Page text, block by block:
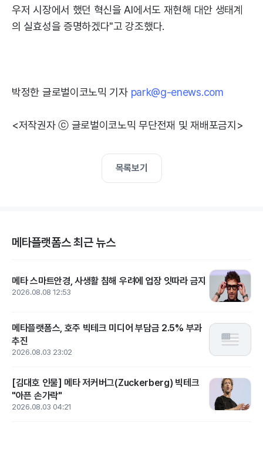
우저 시장에서 했던 혁신을 AI에서도 재현해 대안 생태계
의 실효성을 증명하겠다"고 강조했다.
박정한 글로벌이코노믹 기자 park@g-enews.com
<저작권자 ⓒ 글로벌이코노믹 무단전재 및 재배포금지>
목록보기
메타플랫폼스 최근 뉴스
메타 스마트안경, 사생활 침해 우려에 업장 잇따라 금지
2026.08.08 12:53
메타플랫폼스, 호주 빅테크 미디어 부담금 2.5% 부과
추진
2026.08.03 23:02
[김대호 인물] 메타 저커버그(Zuckerberg) 빅테크
"아픈 손가락"
2026.08.03 04:21